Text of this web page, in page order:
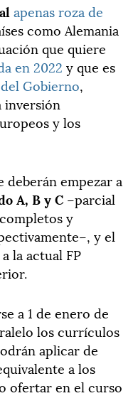
apenas roza de
como Alemania
que quiere
en 2022 y que es
Gobierno,
inversión
y los
deberán empezar a
A, B y C –parcial
y
y el
la actual FP
a 1 de enero de
los currículos
aplicar de
a los
ofertar en el curso